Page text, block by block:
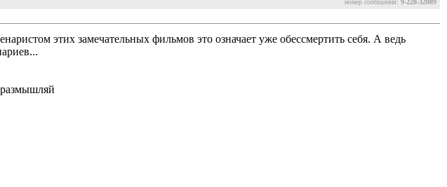
номер сообщения: 9-228-32089
этих замечательных фильмов это означает уже обессмертить себя. А ведь
размышляй